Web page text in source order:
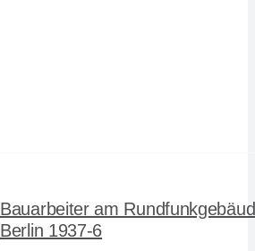
Bauarbeiter am
Berlin 1937-6